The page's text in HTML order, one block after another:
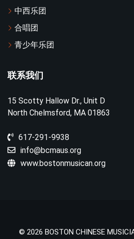
中西乐团
合唱团
青少年乐团
联系我们
15 Scotty Hallow Dr., Unit D
North Chelmsford, MA 01863
617-291-9938
info@bcmaus.org
www.bostonmusican.org
© 2026 BOSTON CHINESE